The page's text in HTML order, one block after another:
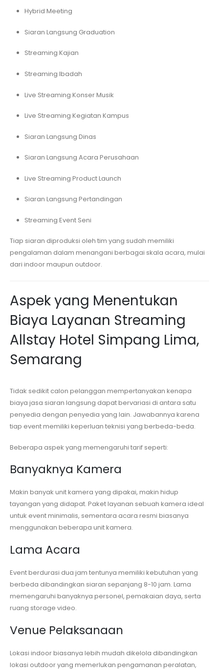
Hybrid Meeting
Siaran Langsung Graduation
Streaming Kajian
Streaming Ibadah
Live Streaming Konser Musik
Live Streaming Kegiatan Kampus
Siaran Langsung Dinas
Siaran Langsung Acara Perusahaan
Live Streaming Product Launch
Siaran Langsung Pertandingan
Streaming Event Seni
Tiap siaran diproduksi oleh tim yang sudah memiliki
pengalaman dalam menangani berbagai skala acara, mulai
dari indoor maupun outdoor.
Aspek yang Menentukan
Biaya Layanan Streaming
Allstay Hotel Simpang Lima,
Semarang
Tidak sedikit calon pelanggan mempertanyakan kenapa
biaya jasa siaran langsung dapat bervariasi di antara satu
penyedia dengan penyedia yang lain. Jawabannya karena
tiap event memiliki keperluan teknisi yang berbeda-beda.
Beberapa aspek yang memengaruhi tarif seperti:
Banyaknya Kamera
Makin banyak unit kamera yang dipakai, makin hidup
tayangan yang didapat. Paket layanan sebuah kamera ideal
untuk event minimalis, sementara acara resmi biasanya
menggunakan beberapa unit kamera.
Lama Acara
Event berdurasi dua jam tentunya memiliki kebutuhan yang
berbeda dibandingkan siaran sepanjang 8-10 jam. Lama
memengaruhi banyaknya personel, pemakaian daya, serta
ruang storage video.
Venue Pelaksanaan
Lokasi indoor biasanya lebih mudah dikelola dibandingkan
lokasi outdoor yang memerlukan pengamanan peralatan,